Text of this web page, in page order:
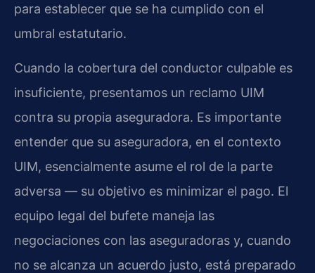
para establecer que se ha cumplido con el
umbral estatutario.
Cuando la cobertura del conductor culpable es
insuficiente, presentamos un reclamo UIM
contra su propia aseguradora. Es importante
entender que su aseguradora, en el contexto
UIM, esencialmente asume el rol de la parte
adversa — su objetivo es minimizar el pago. El
equipo legal del bufete maneja las
negociaciones con las aseguradoras y, cuando
no se alcanza un acuerdo justo, está preparado